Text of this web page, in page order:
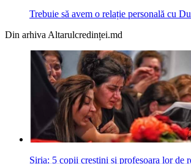
Trebuie să avem o relație personală cu
Din arhiva Altarulcredinței.md
Siria: 5 copii creștini și profesoara lor de